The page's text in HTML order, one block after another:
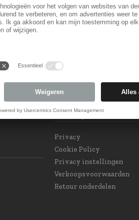
Privacy
Privacy
Cookie Policy
Privacy instellingen
Verkoopsvoorwaarden
Retour onderdelen